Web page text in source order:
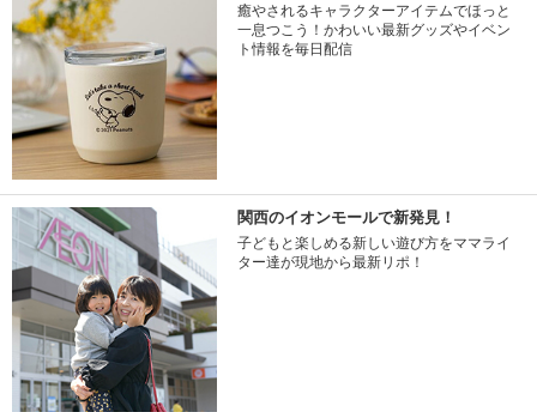
癒やされるキャラクターアイテムでほっと
一息つこう！かわいい最新グッズやイベン
ト情報を毎日配信
関西のイオンモールで新発見！
子どもと楽しめる新しい遊び方をママライ
ター達が現地から最新リポ！